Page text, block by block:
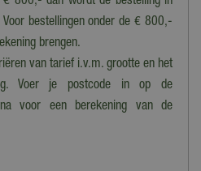
Voor bestellingen onder de € 800,-
brengen.
van tarief i.v.m. grootte en het
Voer je postcode in op de
voor een berekening van de